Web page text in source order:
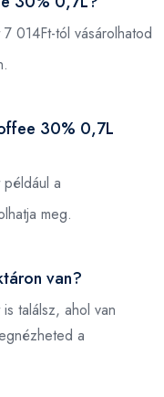
014Ft-tól vásárolhatod
30% 0,7L
a
meg.
van?
találsz, ahol van
a